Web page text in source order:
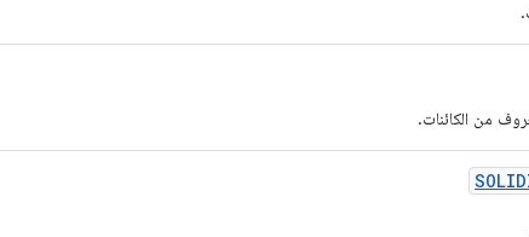
من الكائنات.